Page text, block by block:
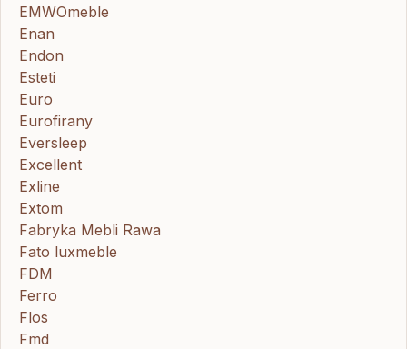
EMWOmeble
Enan
Endon
Esteti
Euro
Eurofirany
Eversleep
Excellent
Exline
Extom
Fabryka Mebli Rawa
Fato luxmeble
FDM
Ferro
Flos
Fmd